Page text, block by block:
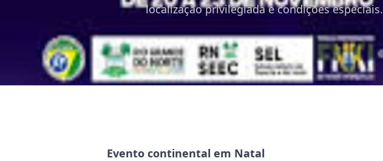
localização privilegiada e condições especiais.
Evento continental em Natal